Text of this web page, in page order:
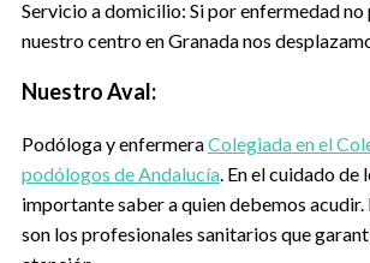
Servicio a domicilio: Si por enfermedad no
nuestro centro en Granada nos
Nuestro Aval:
Podóloga y enfermeraColegiada en el
podólogos de Andalucía . En el cuidado de
importante saber a quien debemos
son los profesionales sanitarios que